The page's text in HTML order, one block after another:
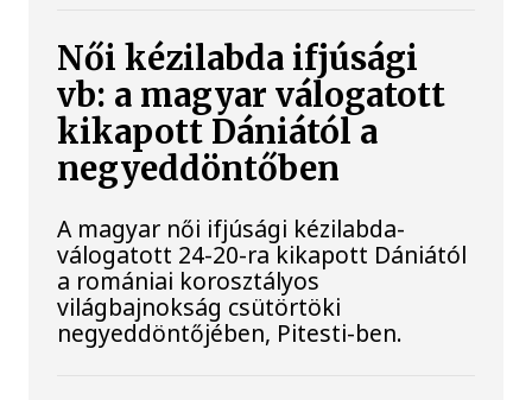
Női kézilabda ifjúsági
vb: a magyar válogatott
kikapott Dániától a
negyeddöntőben
A magyar női ifjúsági kézilabda-
válogatott 24-20-ra kikapott Dániától
a romániai korosztályos
világbajnokság csütörtöki
negyeddöntőjében, Pitesti-ben.